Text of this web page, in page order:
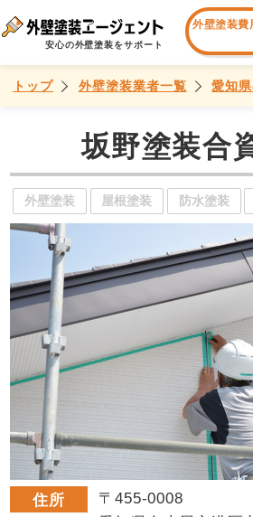
安心の外壁塗装をサポート
外壁塗装費
トップ 外壁塗装業者一覧 愛知
坂野塗装合
外壁塗装 屋根塗装 防水塗装
住所
〒455-0008